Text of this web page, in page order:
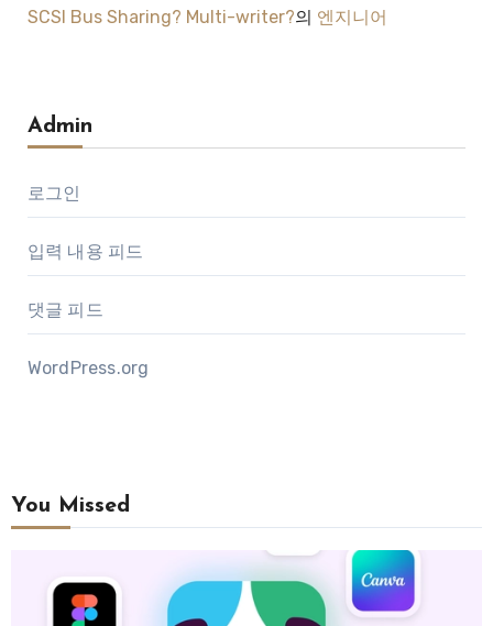
SCSI Bus Sharing? Multi-writer?의 엔지니어
Admin
로그인
입력 내용 피드
댓글 피드
WordPress.org
You Missed